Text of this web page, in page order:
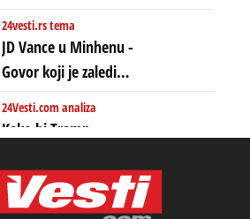
Ratni gospodari
plaču za starim
poretkom... Bez
ikakve realpolitike u
njima, oni su sada
nebitni kao Zelenski
24vesti.rs tema
JD Vance u Minhenu -
Govor koji je zaledio
Atlantik i duboko
šokirao Evropu (ceo
24Vesti.com analiza
Kako bi Tramp
TREĆI MANDAT -
uprkos 22.